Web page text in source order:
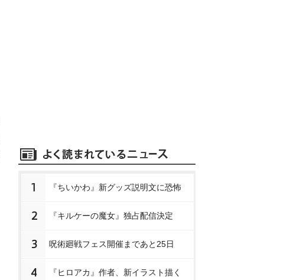
1 『ちいかわ』新グッズ説明文に恐怖
2 『キルケーの魔女』独占配信決定
3 呪術廻戦フェス開催まであと25日
4 『ヒロアカ』作者、新イラスト描く